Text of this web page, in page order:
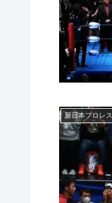
新日本プロレス